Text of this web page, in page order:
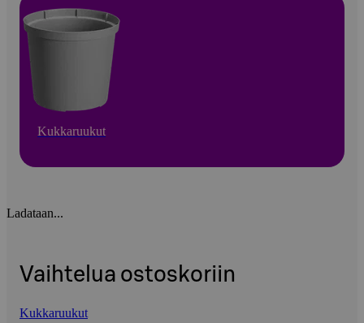
Kukkaruukut
Ladataan...
Vaihtelua ostoskoriin
Kukkaruukut